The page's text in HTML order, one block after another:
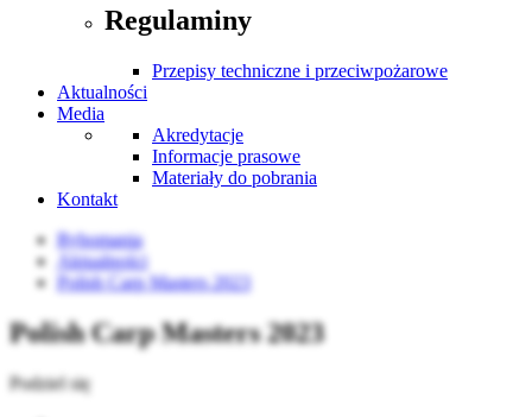
Regulaminy
Przepisy techniczne i przeciwpożarowe
Aktualności
Media
Akredytacje
Informacje prasowe
Materiały do pobrania
Kontakt
Rybomania
Aktualności
Polish Carp Masters 2023
Polish Carp Masters 2023
Podziel się